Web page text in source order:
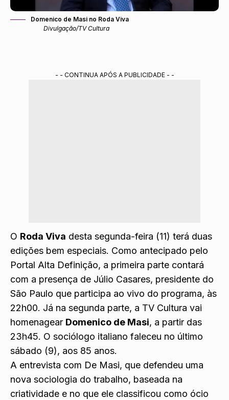
Domenico de Masi no Roda Viva
Divulgação/TV Cultura
- - CONTINUA APÓS A PUBLICIDADE - -
O Roda Viva desta segunda-feira (11) terá duas
edições bem especiais. Como antecipado pelo
Portal Alta Definição, a primeira parte contará
com a presença de Júlio Casares, presidente do
São Paulo que participa ao vivo do programa, às
22h00. Já na segunda parte, a TV Cultura vai
homenagear Domenico de Masi, a partir das
23h45. O sociólogo italiano faleceu no último
sábado (9), aos 85 anos.
A entrevista com De Masi, que defendeu uma
nova sociologia do trabalho, baseada na
criatividade e no que ele classificou como ócio